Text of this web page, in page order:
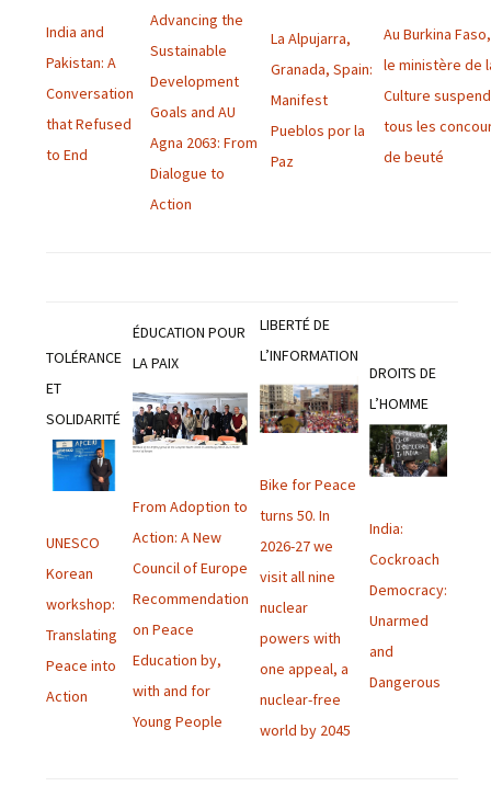
India and
Pakistan: A
Conversation
that Refused
to End
Advancing the
Sustainable
Development
Goals and AU
Agna 2063: From
Dialogue to
Action
La Alpujarra,
Granada, Spain:
Manifest
Pueblos por la
Paz
Au Burkina Faso,
le ministère de
Culture suspend
tous les
de beuté
TOLÉRANCE
ET
SOLIDARITÉ
UNESCO
Korean
workshop:
Translating
Peace into
Action
ÉDUCATION POUR
LA PAIX
From Adoption to
Action: A New
Council of Europe
Recommendation
on Peace
Education by,
with and for
Young People
LIBERTÉ DE
L’INFORMATION
Bike for Peace
turns 50. In
2026-27 we
visit all nine
nuclear
powers with
one appeal, a
nuclear-free
world by 2045
DROITS DE
L’HOMME
India:
Cockroach
Democracy:
Unarmed
and
Dangerous